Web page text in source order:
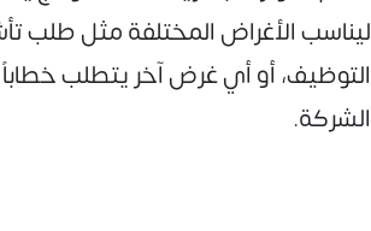
ليناسب الأغراض المختلفة مثل طلب
التوظيف، أو أي غرض آخر يتطلب
الشركة.